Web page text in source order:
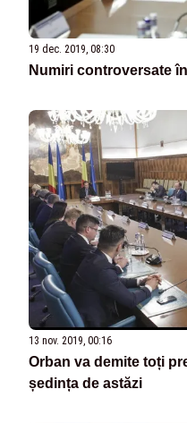
19 dec. 2019, 08:30
Numiri controversate
13 nov. 2019, 00:16
Orban va demite toți
ședința de astăzi